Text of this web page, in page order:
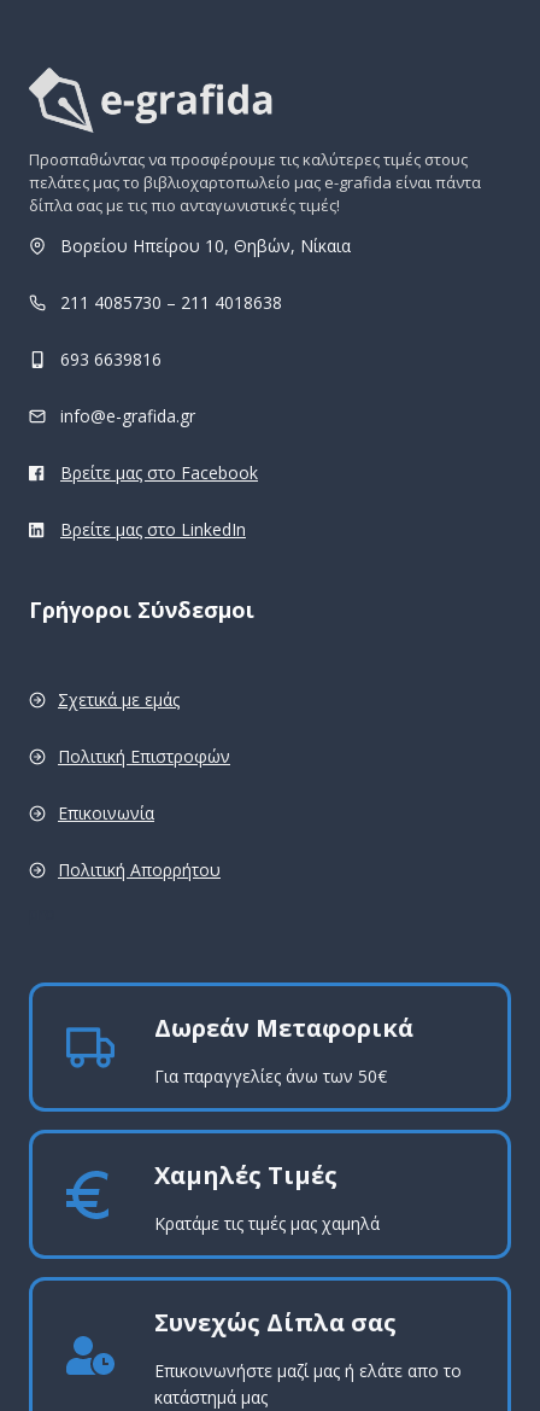
Προσπαθώντας να προσφέρουμε τις καλύτερες τιμές στους
πελάτες μας το βιβλιοχαρτοπωλείο μας e-grafida είναι πάντα
δίπλα σας με τις πιο ανταγωνιστικές τιμές!
Βορείου Ηπείρου 10, Θηβών, Νίκαια
211 4085730 – 211 4018638
693 6639816
info@e-grafida.gr
Βρείτε μας στο Facebook
Βρείτε μας στο LinkedIn
Γρήγοροι Σύνδεσμοι
Σχετικά με εμάς
Πολιτική Επιστροφών
Επικοινωνία
Πολιτική Απορρήτου
Δωρεάν Μεταφορικά
Για παραγγελίες άνω των 50€
Χαμηλές Τιμές
Κρατάμε τις τιμές μας χαμηλά
Συνεχώς Δίπλα σας
Επικοινωνήστε μαζί μας ή ελάτε απο το
κατάστημά μας